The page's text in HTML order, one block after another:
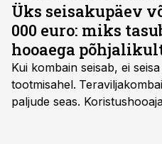
Üks seisakupäev
000 euro: miks
hooaega
Kui kombain seisab, ei
tootmisahel.
paljude seas.